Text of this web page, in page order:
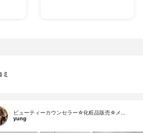
ミ
ビューティーカウンセラー☆化粧品販売☆メ…
yung